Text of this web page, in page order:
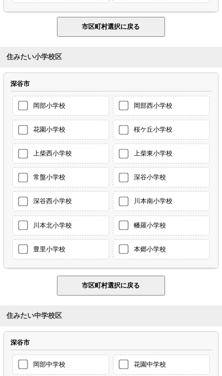
住みたい小学校区
深谷市
岡部小学校 岡部西小学校
花園小学校 桜ケ丘小学校
上柴西小学校 上柴東小学校
常盤小学校 深谷小学校
深谷西小学校 川本南小学校
川本北小学校 幡羅小学校
豊里小学校 本郷小学校
住みたい中学校区
深谷市
岡部中学校 花園中学校